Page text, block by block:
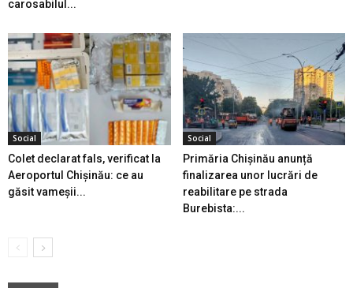
carosabilul...
Social
Colet declarat fals, verificat la
Aeroportul Chișinău: ce au
găsit vameșii...
Social
Primăria Chișinău anunță
finalizarea unor lucrări de
reabilitare pe strada
Burebista:...